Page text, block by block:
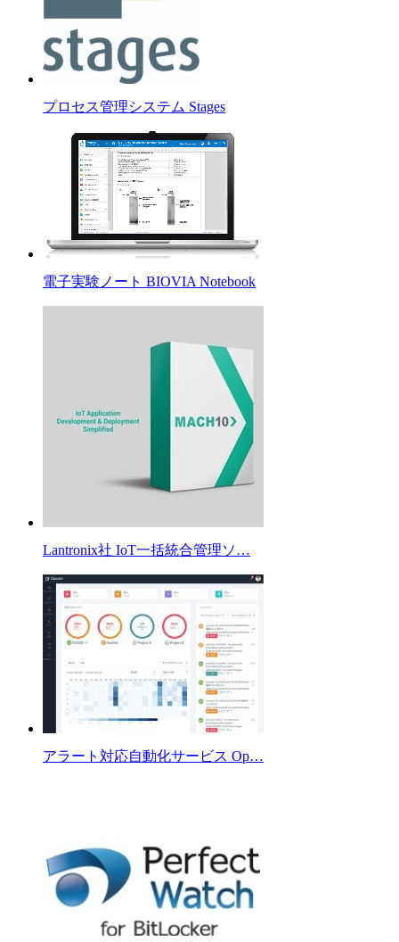
プロセス管理システム Stages
電子実験ノート BIOVIA Notebook
Lantronix社 IoT一括統合管理ソ…
アラート対応自動化サービス Op…